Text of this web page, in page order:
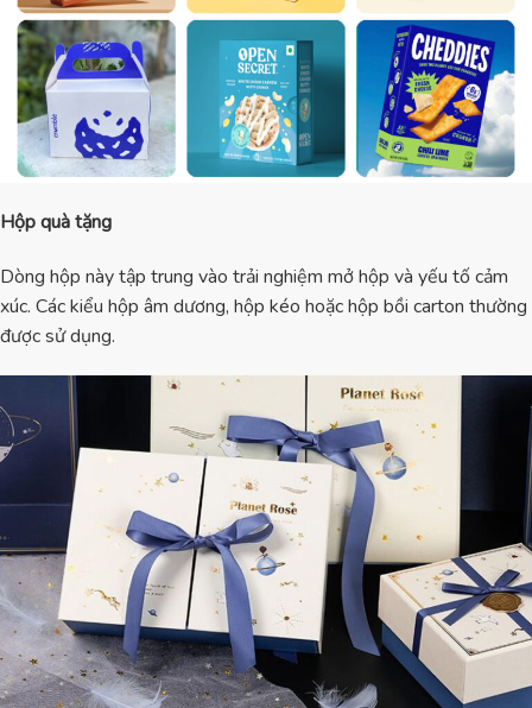
Hộp quà tặng
Dòng hộp này tập trung vào trải nghiệm mở hộp và yếu tố cảm
xúc. Các kiểu hộp âm dương, hộp kéo hoặc hộp bồi carton thường
được sử dụng.